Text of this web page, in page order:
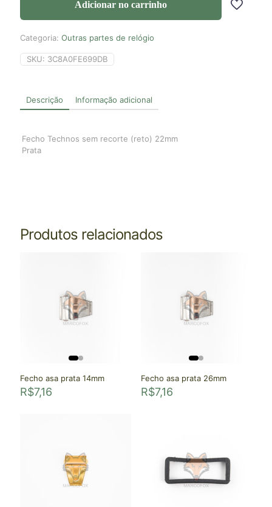
Descrição Informação adicional
Fecho Technos sem recorte (reto) 22mm
Prata
Adicionar no carrinho
Categoria: Outras partes de relógio
SKU: 3C8A0FE699DB
Produtos relacionados
Fecho asa prata 14mm
R$7,16
Fecho asa prata 26mm
R$7,16